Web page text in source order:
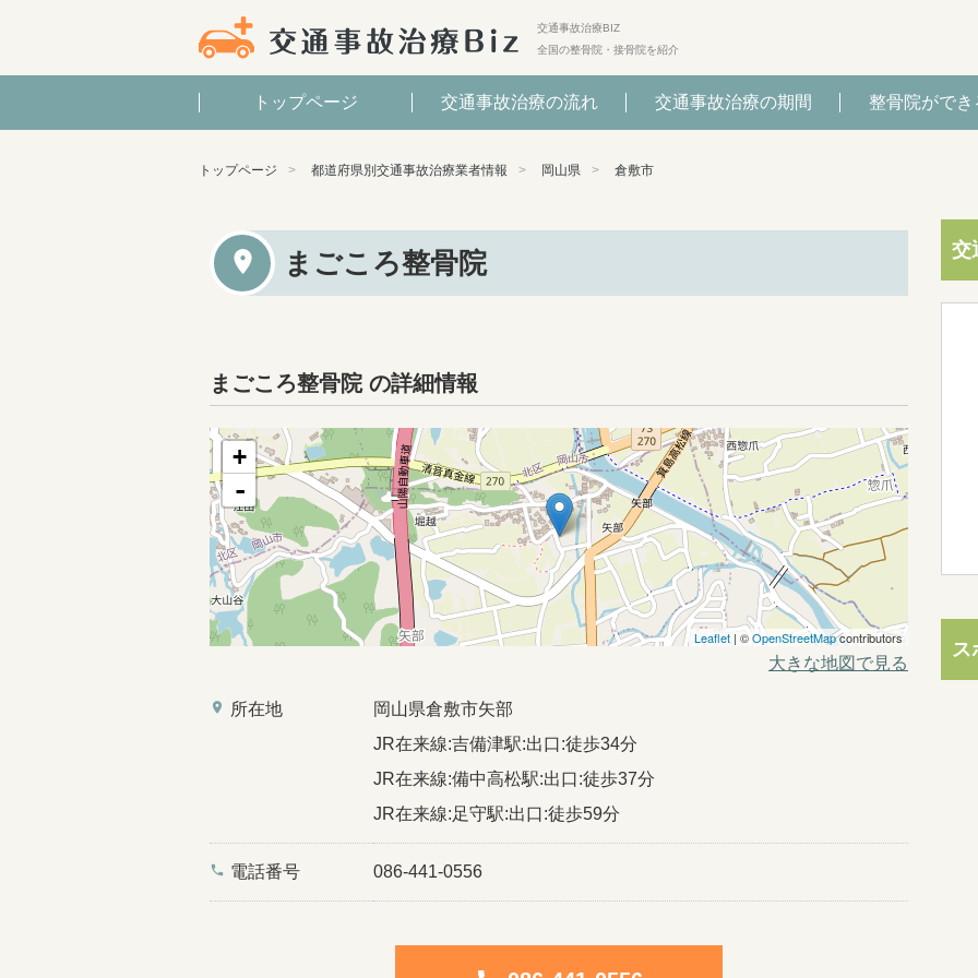
交通事故治療BIZ
全国の整骨院・接骨院を紹介
トップページ 交通事故治療の流れ 交通事故治療の期間 整骨院ができ
トップページ 都道府県別交通事故治療業者情報 岡山県 倉敷市
まごころ整骨院
まごころ整骨院 の詳細情報
+
-
Leaflet | ©OpenStreetMapcontributors
大きな地図で見る
place 所在地
岡山県倉敷市矢部
JR在来線:吉備津駅:出口:徒歩34分
JR在来線:備中高松駅:出口:徒歩37分
JR在来線:足守駅:出口:徒歩59分
phone 電話番号 086-441-0556
交
ス